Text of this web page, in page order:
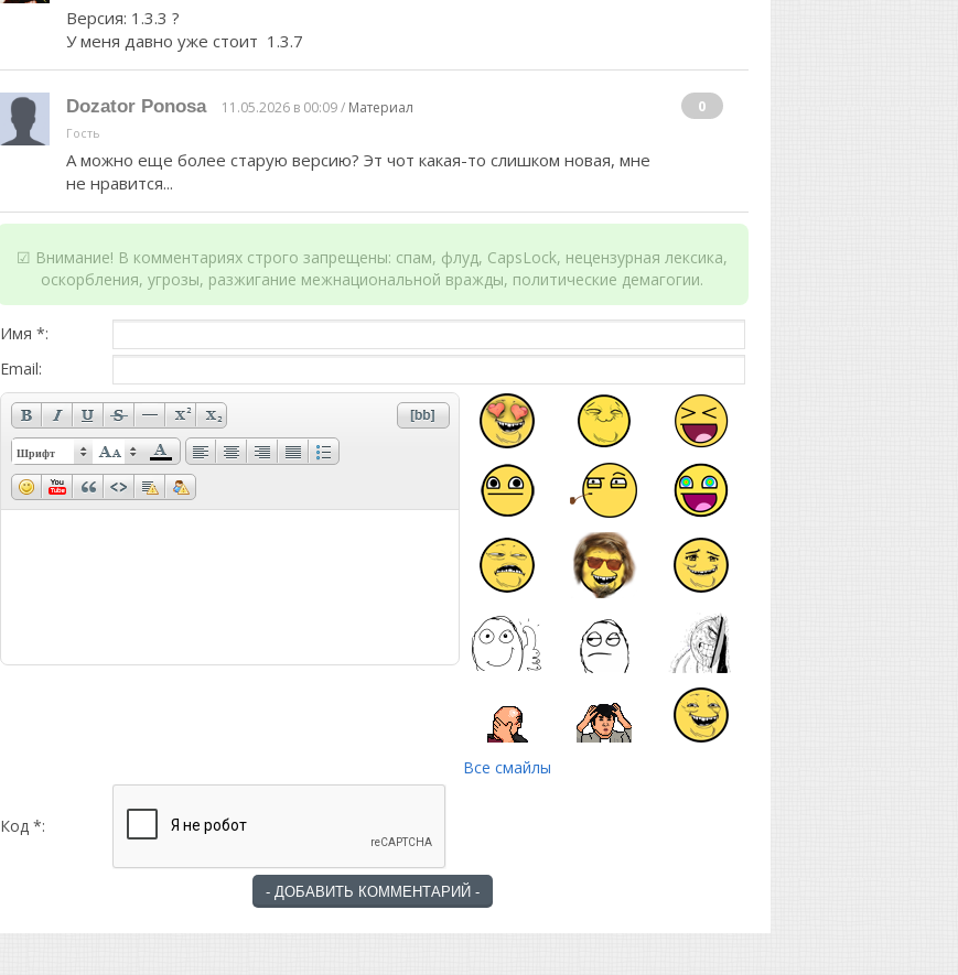
Версия: 1.3.3 ?
У меня давно уже стоит 1.3.7
Dozator Ponosa 11.05.2026 в 00:09 / Материал
Гость
А можно еще более старую версию? Эт чот какая-то слишком новая, мне
не нравится...
0
☑ Внимание! В комментариях строго запрещены: спам, флуд, CapsLock, нецензурная лексика,
оскорбления, угрозы, разжигание межнациональной вражды, политические демагогии.
Имя *:
Email:
Шрифт
Все смайлы
Код *: